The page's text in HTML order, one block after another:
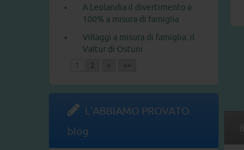
A Leolandia il divertimento è
100% a misura di famiglia
Villaggi a misura di famiglia: il
Valtur di Ostuni
1 2 > >>
L'ABBIAMO PROVATO
blog